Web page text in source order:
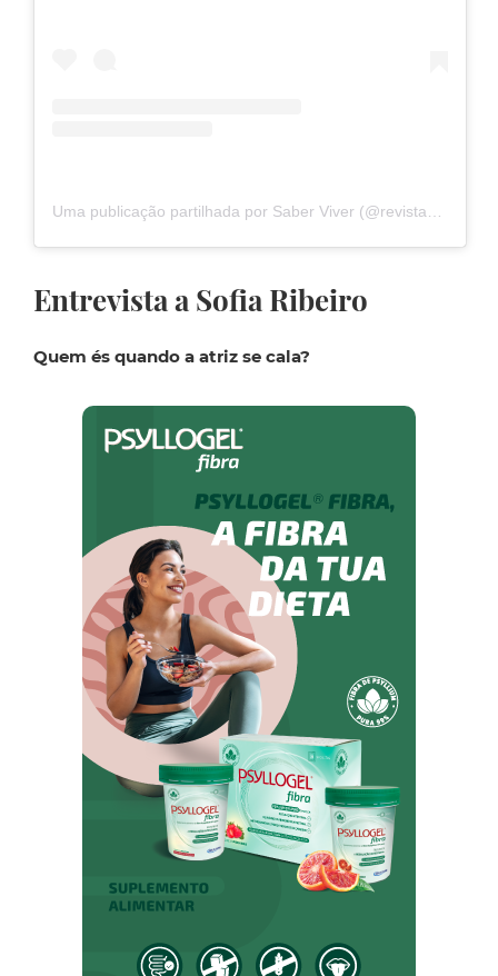
Entrevista a Sofia Ribeiro
Quem és quando a atriz se cala?